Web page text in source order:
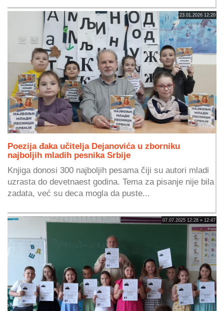
23.01.2026 12:20
Poezija đaka učitelja Dejanovića u zborniku
najboljih mladih pesnika Srbije
Knjiga donosi 300 najboljih pesama čiji su autori mladi
uzrasta do devetnaest godina. Tema za pisanje nije bila
zadata, već su deca mogla da puste...
07.07.2025 12:28 » 12:47